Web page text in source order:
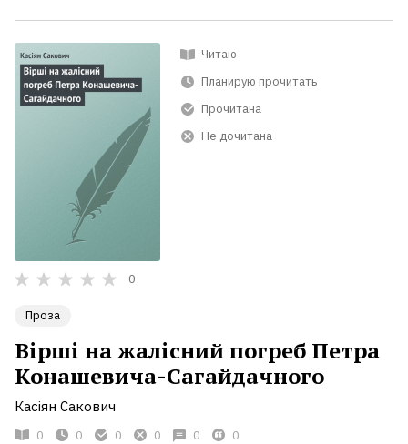
Читаю
Планирую прочитать
Прочитана
Не дочитана
0
Проза
Вірші на жалісний погреб Петра
Конашевича-Сагайдачного
Касіян Сакович
0 0 0 0 0 0